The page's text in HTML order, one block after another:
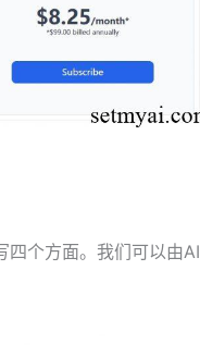
个方面。我们可以由AI